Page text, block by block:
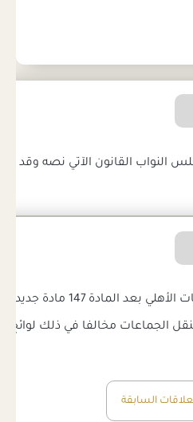
القانون الآتي نصه وقد
الجماعات مخالفا في ذلك لوائح
السابقة